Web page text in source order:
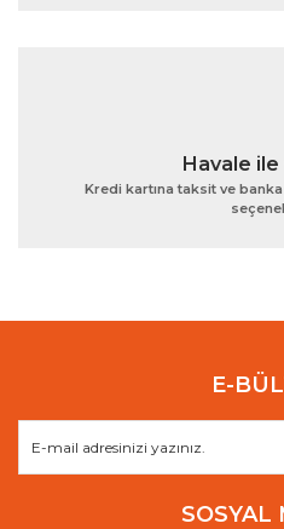
Havale
Kredi kartına taksit ve
E-
SOSYAL